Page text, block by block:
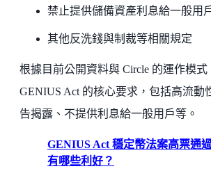
禁止提供儲備資產利息給一般用
其他反洗錢與制裁等相關規定
根據目前公開資料與 Circle 的運作模
GENIUS Act 的核心要求，包括高流動
告揭露、不提供利息給一般用戶等。
GENIUS Act 穩定幣法案高票通
有哪些利好？